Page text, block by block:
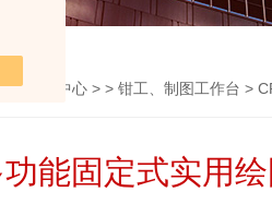
> 产品中心 > > 钳工、制图工作台 >
能固定式实用